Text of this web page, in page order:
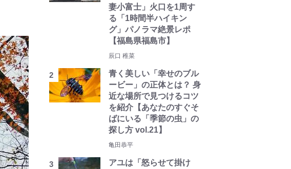
妻小富士」火口を1周す
る「1時間半ハイキン
グ」パノラマ絶景レポ
【福島県福島市】
辰口 稚菜
青く美しい「幸せのブル
ービー」の正体とは？ 身
近な場所で見つけるコツ
を紹介【あなたのすぐそ
ばにいる「季節の虫」の
探し方 vol.21】
亀田恭平
アユは「怒らせて掛け